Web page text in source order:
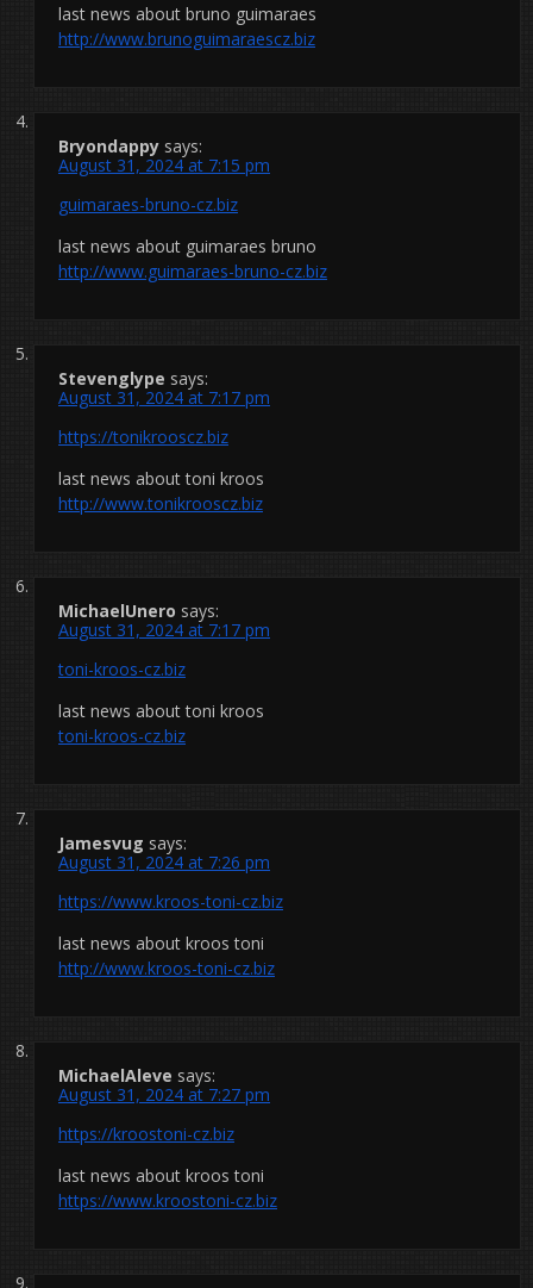
last news about bruno guimaraes
http://www.brunoguimaraescz.biz
Bryondappy says:
August 31, 2024 at 7:15 pm
guimaraes-bruno-cz.biz
last news about guimaraes bruno
http://www.guimaraes-bruno-cz.biz
Stevenglype says:
August 31, 2024 at 7:17 pm
https://tonikrooscz.biz
last news about toni kroos
http://www.tonikrooscz.biz
MichaelUnero says:
August 31, 2024 at 7:17 pm
toni-kroos-cz.biz
last news about toni kroos
toni-kroos-cz.biz
Jamesvug says:
August 31, 2024 at 7:26 pm
https://www.kroos-toni-cz.biz
last news about kroos toni
http://www.kroos-toni-cz.biz
MichaelAleve says:
August 31, 2024 at 7:27 pm
https://kroostoni-cz.biz
last news about kroos toni
https://www.kroostoni-cz.biz